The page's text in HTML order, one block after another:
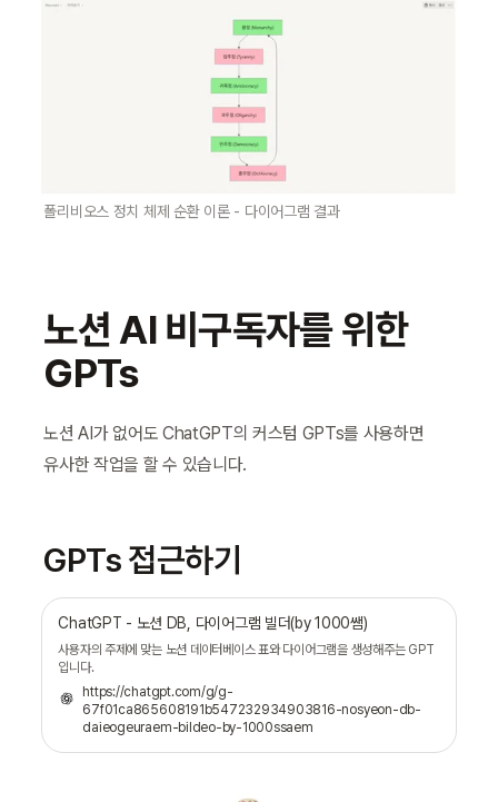
폴리비오스 정치 체제 순환 이론 - 다이어그램 결과
노션 AI 비구독자를 위한
GPTs
노션 AI가 없어도 ChatGPT의 커스텀 GPTs를 사용하면
유사한 작업을 할 수 있습니다.
GPTs 접근하기
ChatGPT - 노션 DB, 다이어그램 빌더(by 1000쌤)
사용자의 주제에 맞는 노션 데이터베이스 표와 다이어그램을 생성해주는 GPT
입니다.
https://chatgpt.com/g/g-
67f01ca865608191b547232934903816-nosyeon-db-
daieogeuraem-bildeo-by-1000ssaem